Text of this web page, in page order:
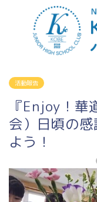
活動報告
『Enjoy！華
会）日頃の
よう！